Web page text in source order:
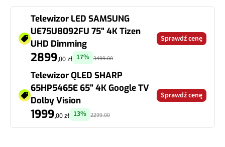
Telewizor LED SAMSUNG
UE75U8092FU 75" 4K Tizen
UHD Dimming
2899,00 zł 17% 3499.00
Sprawdź cenę
Telewizor QLED SHARP
65HP5465E 65" 4K Google TV
Dolby Vision
1999,00 zł 13% 2299.00
Sprawdź cenę